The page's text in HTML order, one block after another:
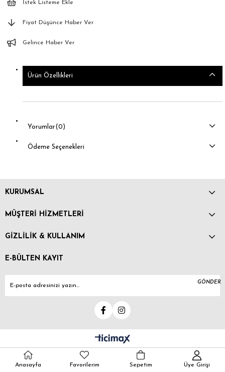
İstek Listeme Ekle
Fiyat Düşünce Haber Ver
Gelince Haber Ver
Ürün Özellikleri
Yorumlar(0)
Ödeme Seçenekleri
KURUMSAL
MÜŞTERİ HİZMETLERİ
GİZLİLİK & KULLANIM
E-BÜLTEN KAYIT
GÖNDER
Anasayfa Favorilerim Sepetim Üye Girişi